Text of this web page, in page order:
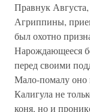
Правнук
Агриппины,
был охотно
Нарождающееся
перед своими
Мало-помалу оно
Калигула не
коня, но и